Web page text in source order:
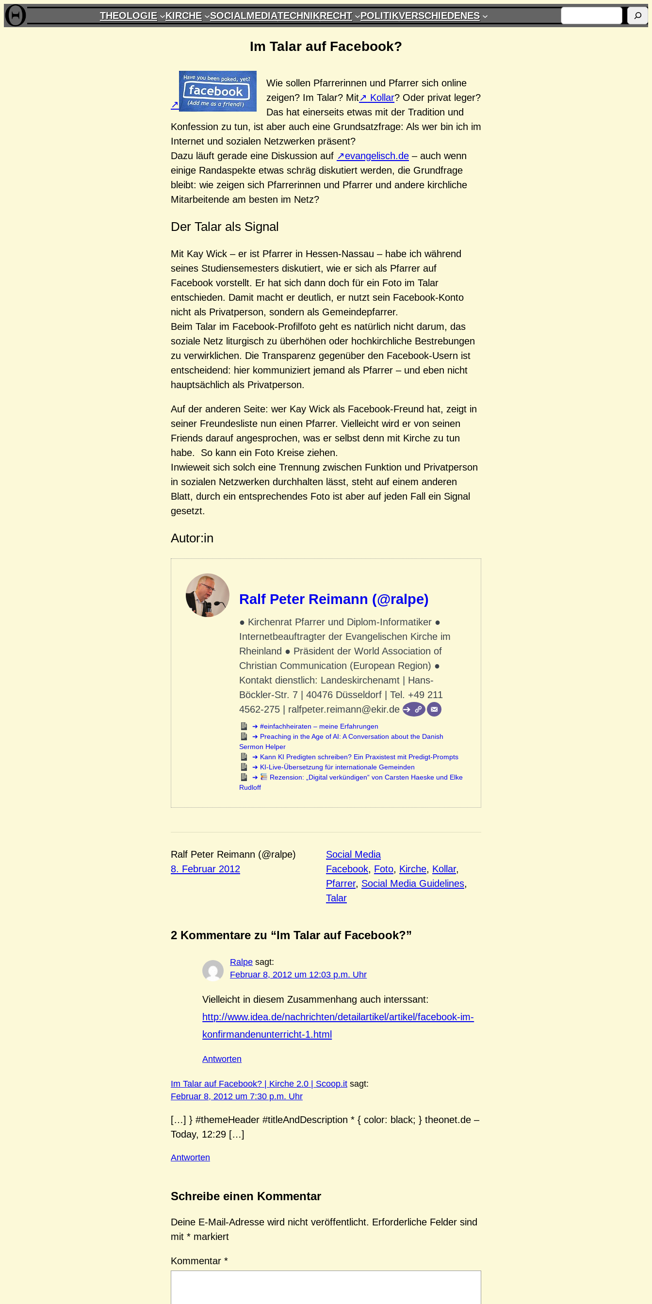
Zum
Inhalt
THEOLOGIE KIRCHE SOCIALMEDIATECHNIKRECHT POLITIKVERSCHIEDENES
Im Talar auf Facebook?
Wie sollen Pfarrerinnen und Pfarrer sich online
zeigen? Im Talar? Mit
Kollar? Oder privat leger?
Das hat einerseits etwas mit der Tradition und
Konfession zu tun, ist aber auch eine Grundsatzfrage: Als wer bin ich im
Internet und sozialen Netzwerken präsent?
Dazu läuft gerade eine Diskussion auf
evangelisch.de – auch wenn
einige Randaspekte etwas schräg diskutiert werden, die Grundfrage
bleibt: wie zeigen sich Pfarrerinnen und Pfarrer und andere kirchliche
Mitarbeitende am besten im Netz?
Der Talar als Signal
Mit Kay Wick – er ist Pfarrer in Hessen-Nassau – habe ich während
seines Studiensemesters diskutiert, wie er sich als Pfarrer auf
Facebook vorstellt. Er hat sich dann doch für ein Foto im Talar
entschieden. Damit macht er deutlich, er nutzt sein Facebook-Konto
nicht als Privatperson, sondern als Gemeindepfarrer.
Beim Talar im Facebook-Profilfoto geht es natürlich nicht darum, das
soziale Netz liturgisch zu überhöhen oder hochkirchliche Bestrebungen
zu verwirklichen. Die Transparenz gegenüber den Facebook-Usern ist
entscheidend: hier kommuniziert jemand als Pfarrer – und eben nicht
hauptsächlich als Privatperson.
Auf der anderen Seite: wer Kay Wick als Facebook-Freund hat, zeigt in
seiner Freundesliste nun einen Pfarrer. Vielleicht wird er von seinen
Friends darauf angesprochen, was er selbst denn mit Kirche zu tun
habe. So kann ein Foto Kreise ziehen.
Inwieweit sich solch eine Trennung zwischen Funktion und Privatperson
in sozialen Netzwerken durchhalten lässt, steht auf einem anderen
Blatt, durch ein entsprechendes Foto ist aber auf jeden Fall ein Signal
gesetzt.
Autor:in
Ralf Peter Reimann (@ralpe)
● Kirchenrat Pfarrer und Diplom-Informatiker ●
Internetbeauftragter der Evangelischen Kirche im
Rheinland ● Präsident der World Association of
Christian Communication (European Region) ●
Kontakt dienstlich: Landeskirchenamt | Hans-
Böckler-Str. 7 | 40476 Düsseldorf | Tel. +49 211
4562-275 | ralfpeter.reimann@ekir.de
#einfachheiraten – meine Erfahrungen
Preaching in the Age of AI: A Conversation about the Danish
Sermon Helper
Kann KI Predigten schreiben? Ein Praxistest mit Predigt-Prompts
KI-Live-Übersetzung für internationale Gemeinden
Rezension: „Digital verkündigen“ von Carsten Haeske und Elke
Rudloff
Ralf Peter Reimann (@ralpe)
8. Februar 2012
Social Media
Facebook, Foto, Kirche, Kollar
Pfarrer, Social Media Guidelines
Talar
2 Kommentare zu “Im Talar auf Facebook?”
Ralpe sagt:
Februar 8, 2012 um 12:03 p.m. Uhr
Vielleicht in diesem Zusammenhang auch interssant:
http://www.idea.de/nachrichten/detailartikel/artikel/facebook-im-
konfirmandenunterricht-1.html
Antworten
Im Talar auf Facebook? | Kirche 2.0 | Scoop.it sagt:
Februar 8, 2012 um 7:30 p.m. Uhr
[…] } #themeHeader #titleAndDescription * { color: black; } theonet.de –
Today, 12:29 […]
Antworten
Schreibe einen Kommentar
Deine E-Mail-Adresse wird nicht veröffentlicht. Erforderliche Felder sind
mit * markiert
Kommentar *